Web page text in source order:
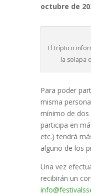
octubre de
El tríptico
la solapa
Para poder
misma
mínimo de dos
participa en
etc.) tendrá
alguno de los
Una vez
recibirán un